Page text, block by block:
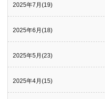
2025年7月(19)
2025年6月(18)
2025年5月(23)
2025年4月(15)